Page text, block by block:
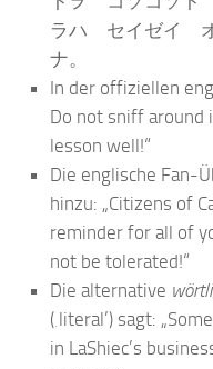
ラハ セイゼイ
ナ。
In der offiziellen
Do not sniff around
lesson well!“
Die englische Fan-
hinzu: „Citizens of
reminder for all of
not be tolerated!“
Die alternative
(‚literal’) sagt:
in LaShiec’s